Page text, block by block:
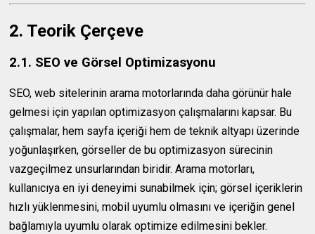
2. Teorik Çerçeve
2.1. SEO ve Görsel Optimizasyonu
SEO, web sitelerinin arama motorlarında daha görünür hale
gelmesi için yapılan optimizasyon çalışmalarını kapsar. Bu
çalışmalar, hem sayfa içeriği hem de teknik altyapı üzerinde
yoğunlaşırken, görseller de bu optimizasyon sürecinin
vazgeçilmez unsurlarından biridir. Arama motorları,
kullanıcıya en iyi deneyimi sunabilmek için; görsel içeriklerin
hızlı yüklenmesini, mobil uyumlu olmasını ve içeriğin genel
bağlamıyla uyumlu olarak optimize edilmesini bekler.